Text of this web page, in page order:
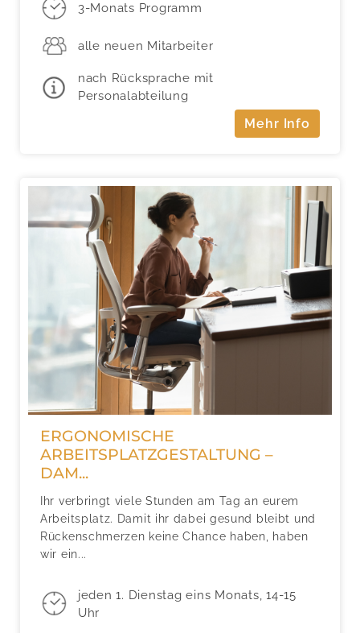
3-Monats Programm
alle neuen Mitarbeiter
nach Rücksprache mit
Personalabteilung
Mehr Info
ERGONOMISCHE
ARBEITSPLATZGESTALTUNG –
DAM...
Ihr verbringt viele Stunden am Tag an eurem
Arbeitsplatz. Damit ihr dabei gesund bleibt und
Rückenschmerzen keine Chance haben, haben
wir ein...
jeden 1. Dienstag eins Monats, 14-15
Uhr